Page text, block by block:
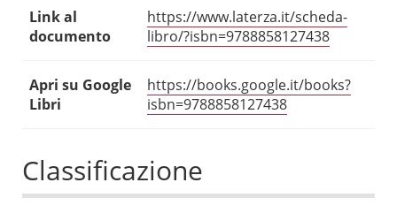
Link al
documento
https://www.laterza.it/scheda-
libro/?isbn=9788858127438
Apri su Google
Libri
https://books.google.it/books?
isbn=9788858127438
Classificazione